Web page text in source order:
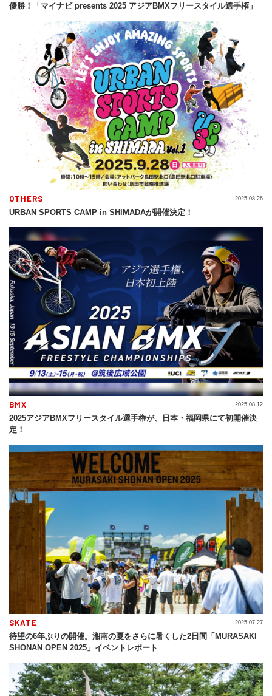
優勝！「マイナビ presents 2025 アジアBMXフリースタイル選手権」
OTHERS
URBAN SPORTS CAMP in SHIMADAが開催決定！
2025.08.26
BMX
2025アジアBMXフリースタイル選手権が、日本・福岡県にて初開催決
定！
2025.08.12
SKATE
待望の6年ぶりの開催。湘南の夏をさらに暑くした2日間「MURASAKI
SHONAN OPEN 2025」イベントレポート
2025.07.27